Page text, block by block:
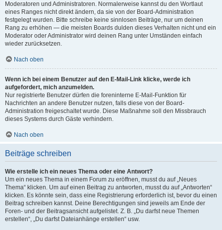
Moderatoren und Administratoren. Normalerweise kannst du den Wortlaut
eines Ranges nicht direkt ändern, da sie von der Board-Administration
festgelegt wurden. Bitte schreibe keine sinnlosen Beiträge, nur um deinen
Rang zu erhöhen — die meisten Boards dulden dieses Verhalten nicht und ein
Moderator oder Administrator wird deinen Rang unter Umständen einfach
wieder zurücksetzen.
Nach oben
Wenn ich bei einem Benutzer auf den E-Mail-Link klicke, werde ich
aufgefordert, mich anzumelden.
Nur registrierte Benutzer dürfen die foreninterne E-Mail-Funktion für
Nachrichten an andere Benutzer nutzen, falls diese von der Board-
Administration freigeschaltet wurde. Diese Maßnahme soll den Missbrauch
dieses Systems durch Gäste verhindern.
Nach oben
Beiträge schreiben
Wie erstelle ich ein neues Thema oder eine Antwort?
Um ein neues Thema in einem Forum zu eröffnen, musst du auf „Neues
Thema“ klicken. Um auf einen Beitrag zu antworten, musst du auf „Antworten“
klicken. Es könnte sein, dass eine Registrierung erforderlich ist, bevor du einen
Beitrag schreiben kannst. Deine Berechtigungen sind jeweils am Ende der
Foren- und der Beitragsansicht aufgelistet. Z. B. „Du darfst neue Themen
erstellen“, „Du darfst Dateianhänge erstellen“ usw.